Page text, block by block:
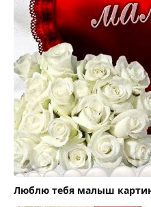
Люблю тебя малыш